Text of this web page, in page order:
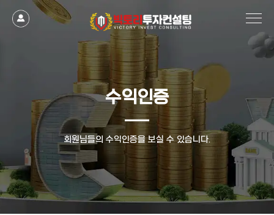
수익인증
회원님들의 수익인증을 보실 수 있습니다.